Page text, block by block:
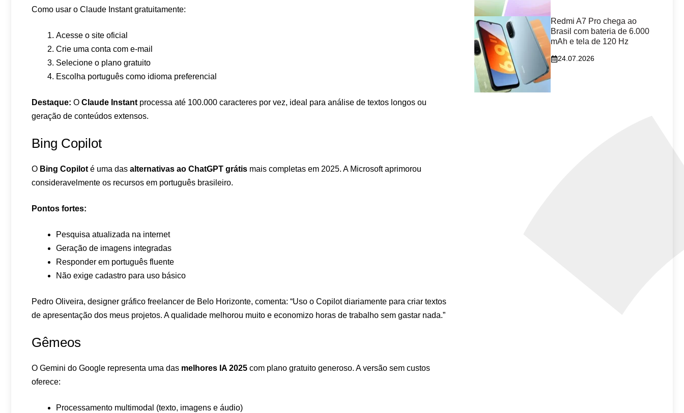
Como usar o Claude Instant gratuitamente:
Acesse o site oficial
Crie uma conta com e-mail
Selecione o plano gratuito
Escolha português como idioma preferencial
Destaque: O Claude Instant processa até 100.000 caracteres por vez, ideal para análise de textos longos ou
geração de conteúdos extensos.
Bing Copilot
O Bing Copilot é uma das alternativas ao ChatGPT grátis mais completas em 2025. A Microsoft aprimorou
consideravelmente os recursos em português brasileiro.
Pontos fortes:
Pesquisa atualizada na internet
Geração de imagens integradas
Responder em português fluente
Não exige cadastro para uso básico
Pedro Oliveira, designer gráfico freelancer de Belo Horizonte, comenta: “Uso o Copilot diariamente para criar textos
de apresentação dos meus projetos. A qualidade melhorou muito e economizo horas de trabalho sem gastar nada.”
Gêmeos
O Gemini do Google representa uma das melhores IA 2025 com plano gratuito generoso. A versão sem custos
oferece:
Processamento multimodal (texto, imagens e áudio)
Redmi A7 Pro chega ao
Brasil com bateria de 6.000
mAh e tela de 120 Hz
24.07.2026